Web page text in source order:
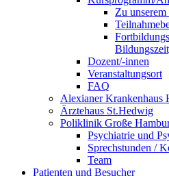
Zu
Dozent/-innen
Veranstaltungsort
FAQ
Alexianer Krankenhaus
Ärztehaus St.Hedwig
Poliklinik Große
Psychiatrie und
Sprechstunden /
Team
Patienten und Besucher